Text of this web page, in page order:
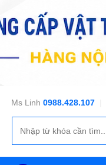
Ms Linh 0988.428.107|